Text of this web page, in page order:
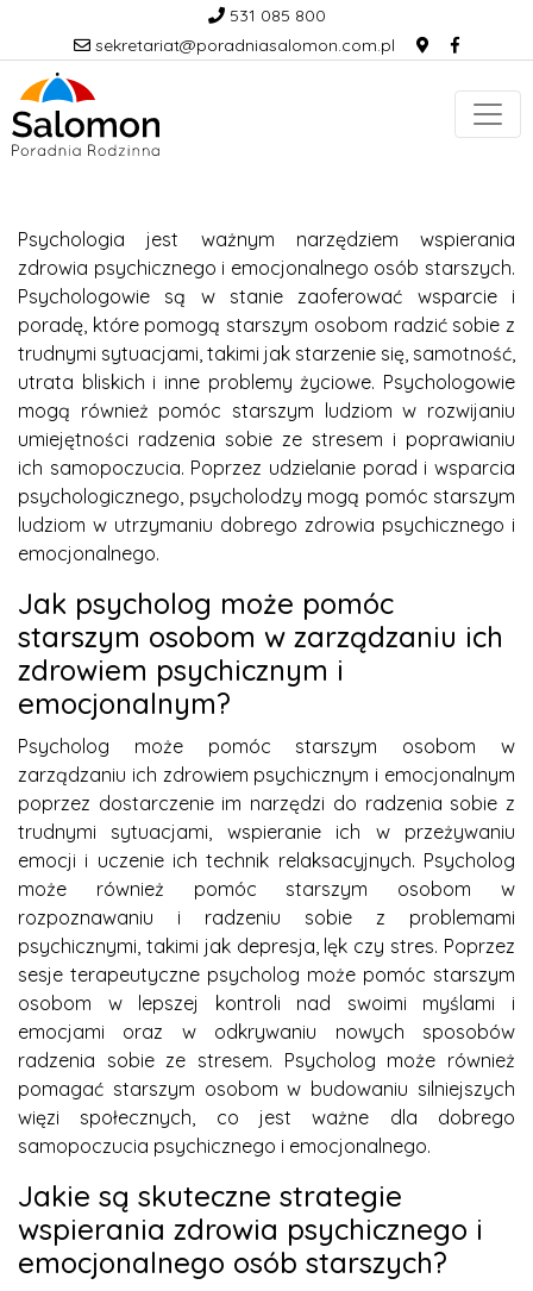
531 085 800
sekretariat@poradniasalomon.com.pl
Psychologia jest ważnym narzędziem wspierania
zdrowia psychicznego i emocjonalnego osób starszych.
Psychologowie są w stanie zaoferować wsparcie i
poradę, które pomogą starszym osobom radzić sobie z
trudnymi sytuacjami, takimi jak starzenie się, samotność,
utrata bliskich i inne problemy życiowe. Psychologowie
mogą również pomóc starszym ludziom w rozwijaniu
umiejętności radzenia sobie ze stresem i poprawianiu
ich samopoczucia. Poprzez udzielanie porad i wsparcia
psychologicznego, psycholodzy mogą pomóc starszym
ludziom w utrzymaniu dobrego zdrowia psychicznego i
emocjonalnego.
Jak psycholog może pomóc
starszym osobom w zarządzaniu ich
zdrowiem psychicznym i
emocjonalnym?
Psycholog może pomóc starszym osobom w
zarządzaniu ich zdrowiem psychicznym i emocjonalnym
poprzez dostarczenie im narzędzi do radzenia sobie z
trudnymi sytuacjami, wspieranie ich w przeżywaniu
emocji i uczenie ich technik relaksacyjnych. Psycholog
może również pomóc starszym osobom w
rozpoznawaniu i radzeniu sobie z problemami
psychicznymi, takimi jak depresja, lęk czy stres. Poprzez
sesje terapeutyczne psycholog może pomóc starszym
osobom w lepszej kontroli nad swoimi myślami i
emocjami oraz w odkrywaniu nowych sposobów
radzenia sobie ze stresem. Psycholog może również
pomagać starszym osobom w budowaniu silniejszych
więzi społecznych, co jest ważne dla dobrego
samopoczucia psychicznego i emocjonalnego.
Jakie są skuteczne strategie
wspierania zdrowia psychicznego i
emocjonalnego osób starszych?